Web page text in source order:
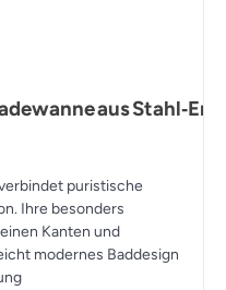
aus
puristische
Ihre besonders
Kanten und
modernes Baddesign